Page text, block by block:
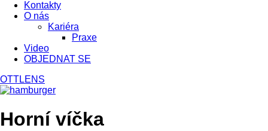
Kontakty
O nás
Kariéra
Praxe
Video
OBJEDNAT SE
OTTLENS
Horní víčka